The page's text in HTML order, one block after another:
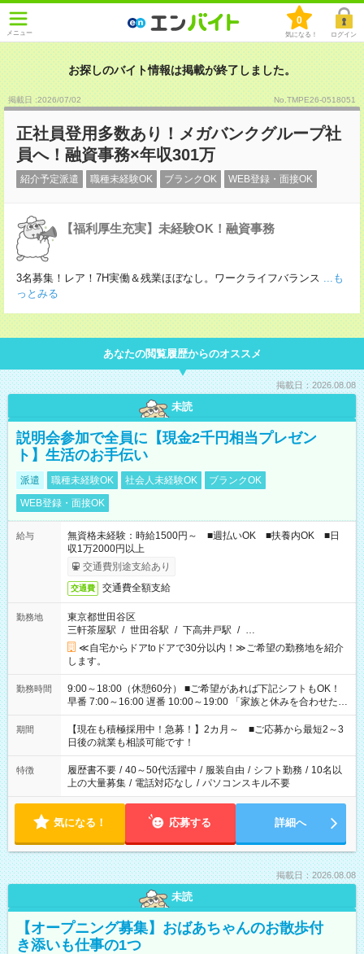
メニュー
0
気になる！ ログイン
お探しのバイト情報は掲載が終了しました。
掲載日 :2026/07/02 No.TMPE26-0518051
正社員登用多数あり！メガバンクグループ社
員へ！融資事務×年収301万
紹介予定派遣 職種未経験OK ブランクOK WEB登録・面接OK
【福利厚生充実】未経験OK！融資事務
3名募集！レア！7H実働＆残業ほぼなし。ワークライフバランス ...も
っとみる
あなたの閲覧履歴からのオススメ
掲載日：2026.08.08
未読
説明会参加で全員に【現金2千円相当プレゼン
ト】生活のお手伝い
派遣 職種未経験OK 社会人未経験OK
ブランクOK
WEB登録・面接OK
給与
無資格未経験：時給1500円～ ■週払いOK ■扶養内OK ■日
収1万2000円以上
交通費別途支給あり
交通費 交通費全額支給
勤務地
東京都世田谷区
三軒茶屋駅 / 世田谷駅 / 下高井戸駅 / …
≪自宅からドアtoドアで30分以内！≫ご希望の勤務地を紹介
します。
勤務時間
9:00～18:00（休憩60分） ■ご希望があれば下記シフトもOK！
早番 7:00～16:00 遅番 10:00～19:00 「家族と休みを合わせた
い」 「余裕を持って夕飯の準備がしたい」 「できれば残業はし
たくない」 など、ご希望を教えてくださいね。 ※Wワーク希望
の方へ 今ご覧のお仕事で希望する勤務時間と、もう1つのお仕事
の勤務時間。 合計で週40時間を超える場合は応募できません。
期間
【現在も積極採用中！急募！】2カ月～ ■ご応募から最短2～3
日後の就業も相談可能です！
特徴 履歴書不要 / 40～50代活躍中 / 服装自由 / シフト勤務 / 10名以
上の大量募集 / 電話対応なし / パソコンスキル不要
気になる！ 応募する 詳細へ
掲載日：2026.08.08
未読
【オープニング募集】おばあちゃんのお散歩付
き添いも仕事の1つ